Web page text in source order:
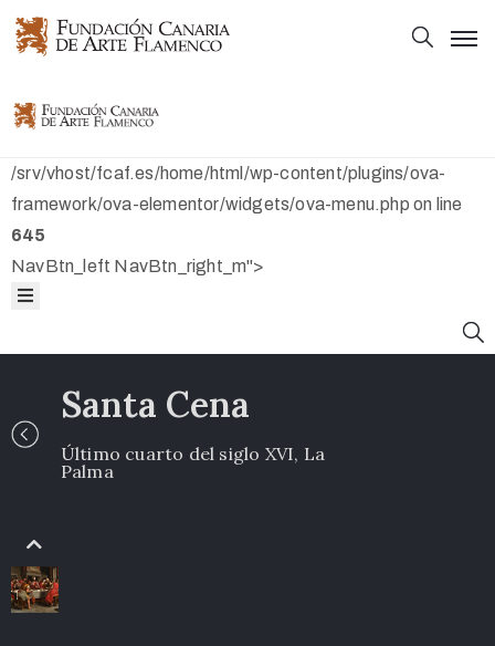
Principal
Mapas
Bibliografía
Fundación
/srv/vhost/fcaf.es/home/html/wp-content/plugins/ova-
framework/ova-elementor/widgets/ova-menu.php on line
645
NavBtn_left NavBtn_right_m">
Principal
Colección
Mapas
Bibliografía
Santa Cena
Último cuarto del siglo XVI, La
Palma